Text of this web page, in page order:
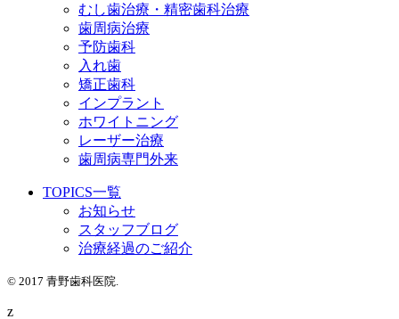
むし歯治療・精密歯科治療
歯周病治療
予防歯科
入れ歯
矯正歯科
インプラント
ホワイトニング
レーザー治療
歯周病専門外来
TOPICS一覧
お知らせ
スタッフブログ
治療経過のご紹介
© 2017 青野歯科医院.
z